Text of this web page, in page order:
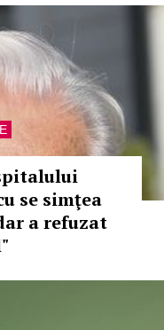
se simţea
a refuzat